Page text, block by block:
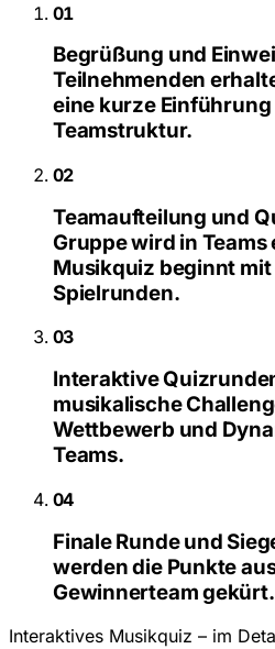
01
Begrüßung und
Teilnehmenden
eine kurze
Teamstruktur.
02
Teamaufteilung und
Gruppe wird in
Musikquiz beginnt mit
Spielrunden.
03
Interaktive
musikalische
Wettbewerb und
Teams.
04
Finale Runde und
werden die Punkte
Gewinnerteam gekürt.
Interaktives Musikquiz – im